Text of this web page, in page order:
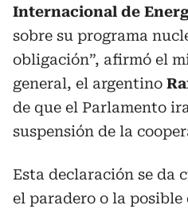
Internacional de
sobre su programa
obligación”, afirmó el
general, el argentino
de que el Parlamento
suspensión de la
Esta declaración se da
el paradero o la